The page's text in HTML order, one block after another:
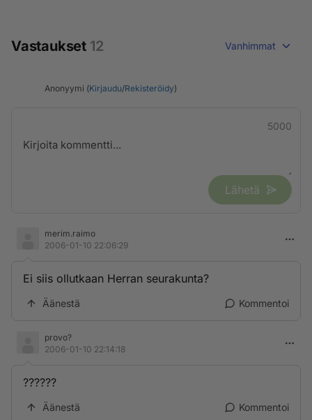
Vastaukset 12 Vanhimmat
Anonyymi (Kirjaudu/Rekisteröidy)
5000
Lähetä
merim.raimo
2006-01-10 22:06:29
Ei siis ollutkaan Herran seurakunta?
Äänestä Kommentoi
provo?
2006-01-10 22:14:18
??????
Äänestä Kommentoi